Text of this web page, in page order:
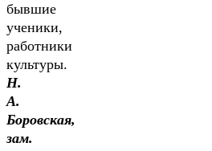
бывшие
ученики,
работники
культуры.
Н.
А.
Боровская,
зам.